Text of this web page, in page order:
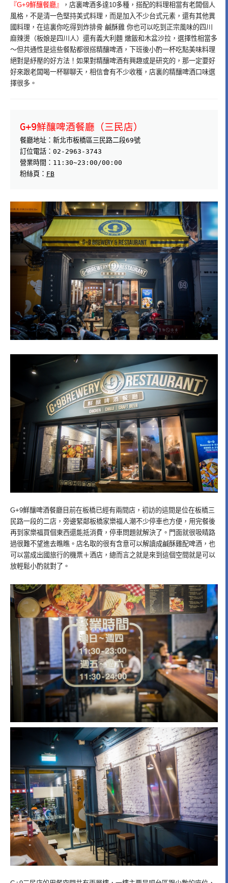
『G+9鮮釀餐廳』
，店裏啤酒多達10多種，搭配的料理相當有老闆個人
風格，不是清一色堅持美式料理，而是加入不少台式元素，還有其他異
國料理，在這裏你吃得到炸排骨 鹹酥雞 你也可以吃到正宗風味的四川
麻辣燙（板娘是四川人）還有義大利麵 燉飯和木盆沙拉，選擇性相當多
～但共通性是這些餐點都很搭精釀啤酒，下班後小酌一杯吃點美味料理
絕對是紓壓的好方法！如果對精釀啤酒有興趣或是研究的，那一定要好
好來跟老闆喝一杯聊聊天，相信會有不少收穫，店裏的精釀啤酒口味選
擇很多。
G+9鮮釀啤酒餐廳（三民店）
餐廳地址：新北市板橋區三民路二段69號
訂位電話：02-2963-3743
營業時間：11:30~23:00/00:00
粉絲頁： FB
G+9鮮釀啤酒餐廳目前在板橋已經有兩間店，初訪的這間是位在板橋三
民路一段的二店，旁邊緊鄰板橋家樂福人潮不少停車也方便，用完餐後
再到家樂福買個東西還能抵消費，停車問題就解決了。門面就很吸睛路
過很難不望進去瞧瞧。店名取的很有含意可以解讀成鹹酥雞配啤酒，也
可以當成出國旅行的機票＋酒店，總而言之就是來到這個空間就是可以
放輕鬆小酌就對了。